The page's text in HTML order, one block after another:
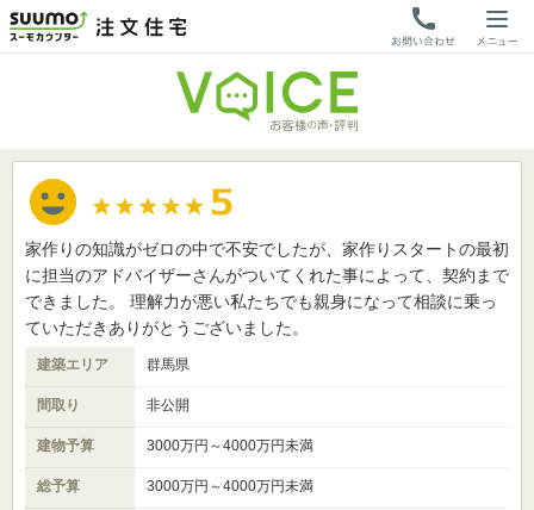
家作りの知識がゼロの中で不安でしたが、家作りスタートの最初
に担当のアドバイザーさんがついてくれた事によって、契約まで
できました。 理解力が悪い私たちでも親身になって相談に乗っ
ていただきありがとうございました。
建築エリア 群馬県
間取り 非公開
建物予算 3000万円～4000万円未満
総予算 3000万円～4000万円未満